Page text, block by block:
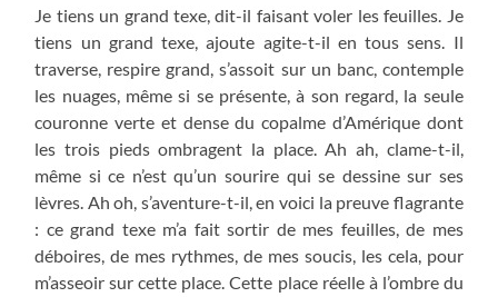
Je tiens un grand texe, dit-il faisant voler les feuilles. Je
tiens un grand texe, ajoute agite-t-il en tous sens. Il
traverse, respire grand, s’assoit sur un banc, contemple
les nuages, même si se présente, à son regard, la seule
couronne verte et dense du copalme d’Amérique dont
les trois pieds ombragent la place. Ah ah, clame-t-il,
même si ce n’est qu’un sourire qui se dessine sur ses
lèvres. Ah oh, s’aventure-t-il, en voici la preuve flagrante
: ce grand texe m’a fait sortir de mes feuilles, de mes
déboires, de mes rythmes, de mes soucis, les cela, pour
m’asseoir sur cette place. Cette place réelle à l’ombre du